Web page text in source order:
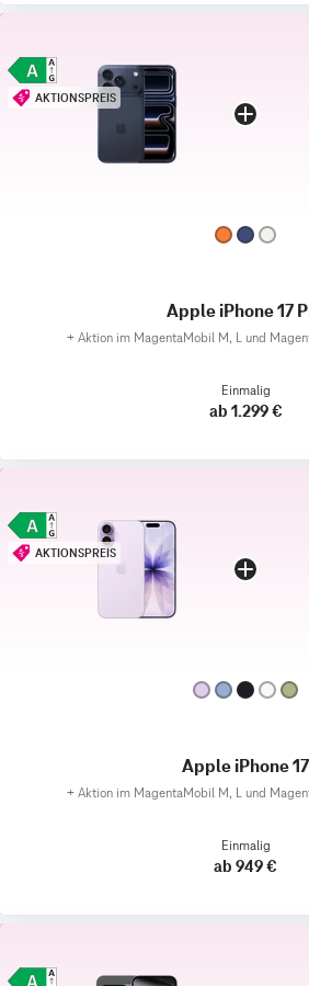
AKTIONSPREIS
Apple iPhone 17
+ Aktion im MagentaMobil M, L und
Einmalig
ab 1.299 €
AKTIONSPREIS
Apple iPhone 17
+ Aktion im MagentaMobil M, L und
Einmalig
ab 949 €